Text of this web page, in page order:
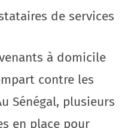
de services
à domicile
contre les
Sénégal, plusieurs
en place pour